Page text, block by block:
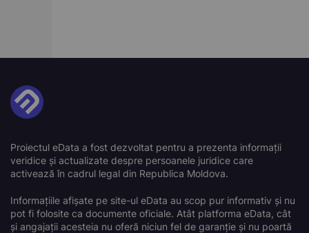
Proiectul eData a fost dezvoltat pentru a prezenta informații
veridice și actualizate despre persoanele juridice care
activează în cadrul legal din Republica Moldova.
Informațiile afișate pe site-ul eData au scop pur informativ și nu
pot fi folosite ca documente oficiale. Atât platforma eData, cât
și angajații acesteia nu oferă niciun fel de garanție și nu poartă